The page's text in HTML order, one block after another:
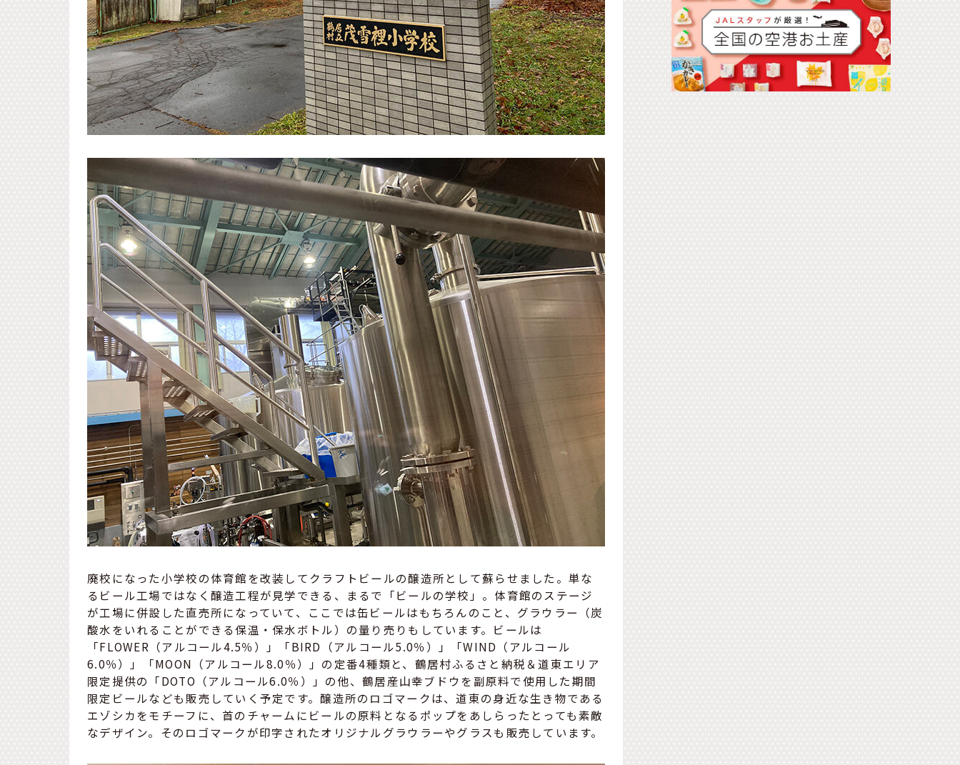
廃校になった小学校の体育館を改装してクラフトビールの醸造所として蘇らせました。単な
るビール工場ではなく醸造工程が見学できる、まるで「ビールの学校」。体育館のステージ
が工場に併設した直売所になっていて、ここでは缶ビールはもちろんのこと、グラウラー（炭
酸水をいれることができる保温・保水ボトル）の量り売りもしています。ビールは
「FLOWER（アルコール4.5％）」「BIRD（アルコール5.0％）」「WIND（アルコール
6.0％）」「MOON（アルコール8.0％）」の定番4種類と、鶴居村ふるさと納税＆道東エリア
限定提供の「DOTO（アルコール6.0％）」の他、鶴居産山幸ブドウを副原料で使用した期間
限定ビールなども販売していく予定です。醸造所のロゴマークは、道東の身近な生き物である
エゾシカをモチーフに、首のチャームにビールの原料となるポップをあしらったとっても素敵
なデザイン。そのロゴマークが印字されたオリジナルグラウラーやグラスも販売しています。